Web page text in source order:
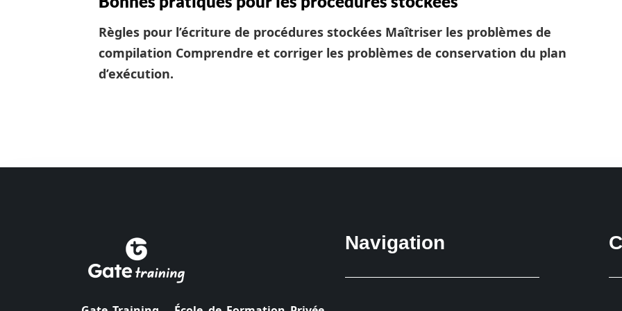
Règles pour l’écriture de procédures stockées Maîtriser les problèmes de
compilation Comprendre et corriger les problèmes de conservation du plan
d’exécution.
Navigation